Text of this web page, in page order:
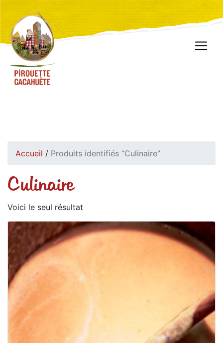
Accueil / Produits identifiés “Culinaire”
Culinaire
Voici le seul résultat